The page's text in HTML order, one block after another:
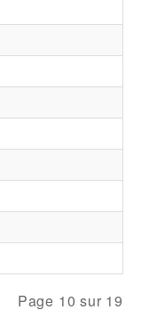
Page 10 sur 19